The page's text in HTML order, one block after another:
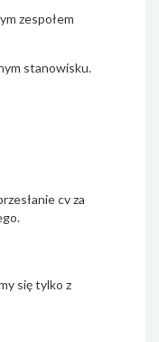
zespołem
stanowisku.
cv za
się tylko z